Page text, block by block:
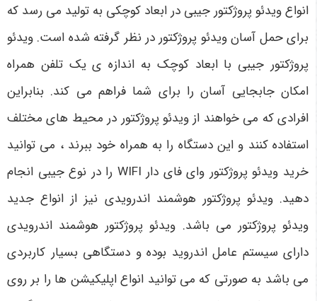
انواع ویدئو پروژکتور جیبی در ابعاد کوچکی به تولید می رسد که
برای حمل آسان ویدئو پروژکتور در نظر گرفته شده است. ویدئو
پروژکتور جیبی با ابعاد کوچک به اندازه ی یک تلفن همراه
امکان جابجایی آسان را برای شما فراهم می کند. بنابراین
افرادی که می خواهند از ویدئو پروژکتور در محیط های مختلف
استفاده کنند و این دستگاه را به همراه خود ببرند ، می توانید
خرید ویدئو پروژکتور وای فای دار WIFI را در نوع جیبی انجام
دهید. ویدئو پروژکتور هوشمند اندرویدی نیز از انواع جدید
ویدئو پروژکتور می باشد. ویدئو پروژکتور هوشمند اندرویدی
دارای سیستم عامل اندروید بوده و دستگاهی بسیار کاربردی
می باشد به صورتی که می توانید انواع اپلیکیشن ها را بر روی